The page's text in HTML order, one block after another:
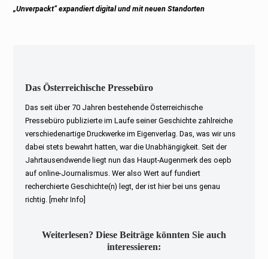
Next
„Unverpackt“ expandiert digital und mit neuen Standorten
Das Österreichische Pressebüro
Das seit über 70 Jahren bestehende Österreichische
Pressebüro publizierte im Laufe seiner Geschichte zahlreiche
verschiedenartige Druckwerke im Eigenverlag. Das, was wir uns
dabei stets bewahrt hatten, war die Unabhängigkeit. Seit der
Jahrtausendwende liegt nun das Haupt-Augenmerk des oepb
auf online-Journalismus. Wer also Wert auf fundiert
recherchierte Geschichte(n) legt, der ist hier bei uns genau
richtig.
[mehr Info]
Weiterlesen? Diese Beiträge könnten Sie auch
interessieren: